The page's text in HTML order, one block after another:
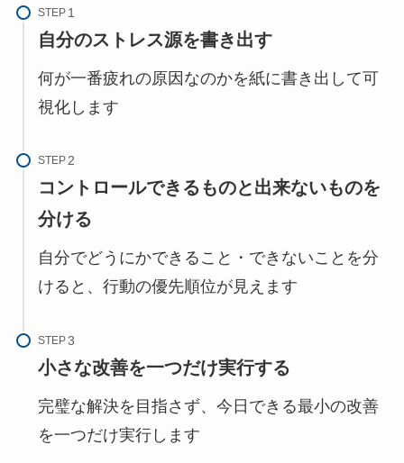
STEP
自分のストレス源を書き出す
何が一番疲れの原因なのかを紙に書き出して可
視化します
STEP
コントロールできるものと出来ないものを
分ける
自分でどうにかできること・できないことを分
けると、行動の優先順位が見えます
STEP
小さな改善を一つだけ実行する
完璧な解決を目指さず、今日できる最小の改善
を一つだけ実行します